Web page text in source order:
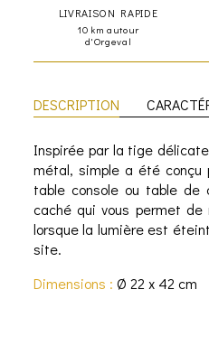
LIVRAISON RAPIDE
10 km autour
d'Orgeval
DESCRIPTION
Inspirée par la tige
métal, simple a été conçu
table console ou table de
caché qui vous permet
lorsque la lumière est
site.
Dimensions : Ø 22 x 42 cm